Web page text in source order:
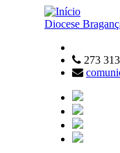
Passar para o conteúdo
Diocese
273